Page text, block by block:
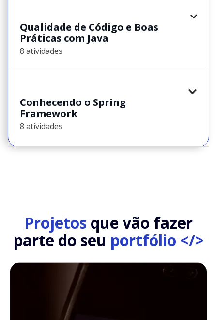
Qualidade de Código e Boas
Práticas com Java
8 atividades
Conhecendo o Spring
Framework
8 atividades
Projetos que vão fazer
parte do seu portfólio </>